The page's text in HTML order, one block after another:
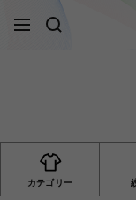
カテゴリー